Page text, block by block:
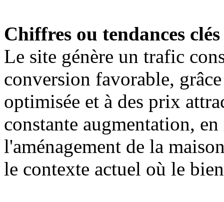
Chiffres ou tendances clés
Le site génère un trafic
conversion favorable,
optimisée et à des prix
constante augmentation,
l'aménagement de la
le contexte actuel où le